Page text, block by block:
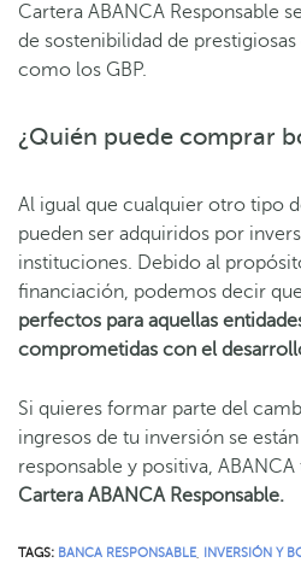
Cartera ABANCA Responsable
de sostenibilidad de
como los GBP.
¿Quién puede comprar
Al igual que cualquier otro tipo
pueden ser adquiridos por
instituciones. Debido al
financiación, podemos decir que
perfectos para aquellas
comprometidas con el
Si quieres formar parte del
ingresos de tu inversión se
responsable y positiva,
Cartera ABANCA Responsable.
TAGS: BANCA RESPONSABLE INVERSIÓN Y